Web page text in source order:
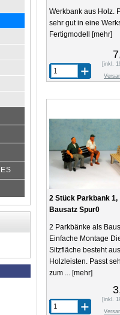
Werkbank aus Holz.
sehr gut in eine
Fertigmodell
[mehr]
[inkl.
2 Stück Parkbank 1,
Bausatz Spur0
2 Parkbänke als
Einfache Montage
Sitzfläche besteht aus
Holzleisten. Passt
zum ... [mehr]
[inkl.